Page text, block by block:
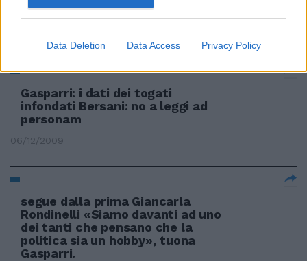
Data Deletion Data Access Privacy Policy
Cicchitto
Gasparri: i dati dei togati
infondati Bersani: no a leggi ad
personam
06/12/2009
segue dalla prima Giancarla
Rondinelli «Siamo davanti ad uno
dei tanti che pensano che la
politica sia un hobby», tuona
Gasparri.